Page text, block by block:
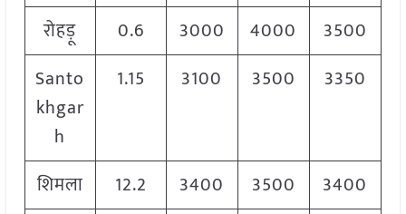
रोहड़ू 0.6 3000 4000
3500
Santo
khgar
h
1.15 3100 3500 3350
शिमला 12.2 3400 3500
3400